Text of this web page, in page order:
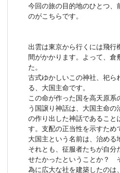
今回の旅の目的地のひとつ、
のがこちらです。
出雲は東京から行くには飛行
間がかかります。よって、倉
た。
古式ゆかしいこの神社、祀ら
る、大国主命です。
この命が作った国を高天原系
う国譲り神話は、大国主命の
の作り出した神話であること
す。支配の正当性を示すため
大国主という名前は、治める
それとも、征服者たちが自分
せたかったということか？
為に広大な社を建築したのは